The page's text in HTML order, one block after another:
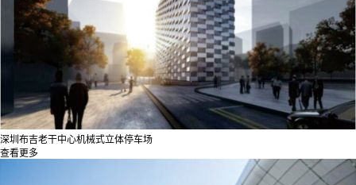
深圳布吉老干中心机械式立体停车场
查看更多